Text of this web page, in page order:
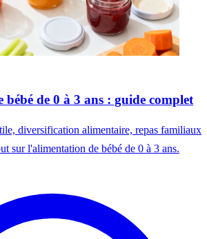
de 0 à 3 ans : guide complet
diversification alimentaire, repas familiaux
sur l'alimentation de bébé de 0 à 3 ans.